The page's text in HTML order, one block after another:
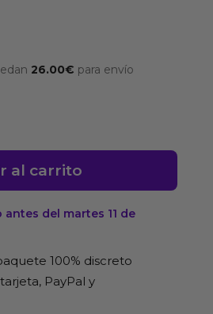
26.00€ para envío
al carrito
del martes 11 de
100% discreto
PayPal y